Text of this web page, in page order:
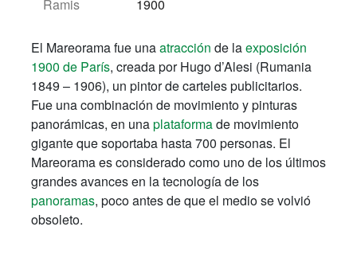
Ramis
1900
El Mareorama fue unaatracción de laexposición
1900 de París, creada por Hugo d’Alesi (Rumania
1849 – 1906), un pintor de carteles publicitarios.
Fue una combinación de movimiento y pinturas
panorámicas, en unaplataformade movimiento
gigante que soportaba hasta 700 personas. El
Mareorama es considerado como uno de los últimos
grandes avances en la tecnología de los
panoramas, poco antes de que el medio se volvió
obsoleto.